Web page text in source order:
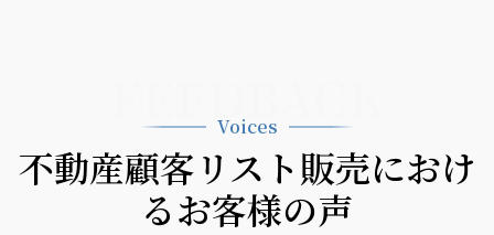
Voices
不動産顧客リスト販売におけ
るお客様の声